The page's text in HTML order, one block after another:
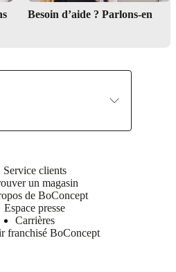
Besoin d’aide ? Parlons-en
Service clients
un magasin
de BoConcept
Espace presse
Carrières
franchisé BoConcept